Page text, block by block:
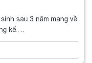
sau 3 năm mang về
kể.…